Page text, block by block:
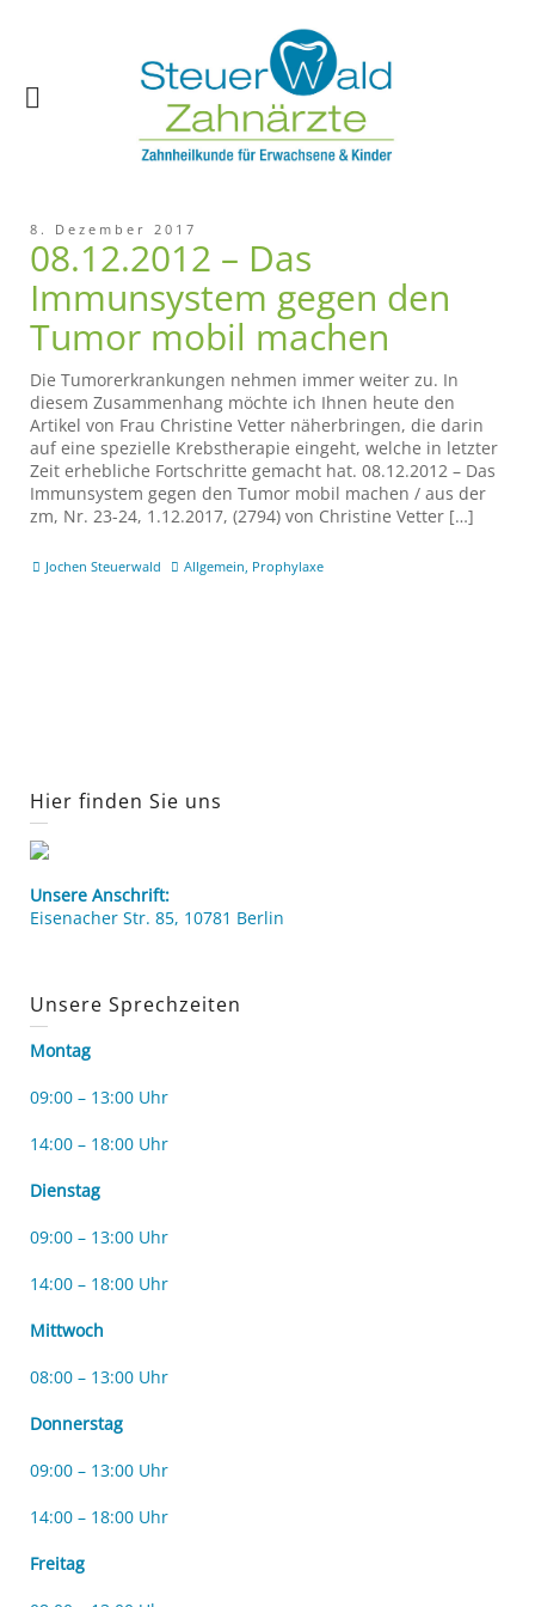
8. Dezember 2017
08.12.2012 – Das
Immunsystem gegen den
Tumor mobil machen
Die Tumorerkrankungen nehmen immer weiter zu. In
diesem Zusammenhang möchte ich Ihnen heute den
Artikel von Frau Christine Vetter näherbringen, die darin
auf eine spezielle Krebstherapie eingeht, welche in letzter
Zeit erhebliche Fortschritte gemacht hat. 08.12.2012 – Das
Immunsystem gegen den Tumor mobil machen / aus der
zm, Nr. 23-24, 1.12.2017, (2794) von Christine Vetter […]
Jochen Steuerwald Allgemein, Prophylaxe
Hier finden Sie uns
Unsere Anschrift:
Eisenacher Str. 85, 10781 Berlin
Unsere Sprechzeiten
Montag
09:00 – 13:00 Uhr
14:00 – 18:00 Uhr
Dienstag
09:00 – 13:00 Uhr
14:00 – 18:00 Uhr
Mittwoch
08:00 – 13:00 Uhr
Donnerstag
09:00 – 13:00 Uhr
14:00 – 18:00 Uhr
Freitag